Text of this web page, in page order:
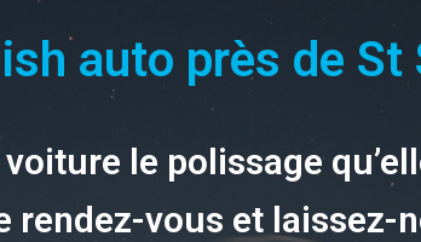
auto près de St
le polissage
vous et laissez-